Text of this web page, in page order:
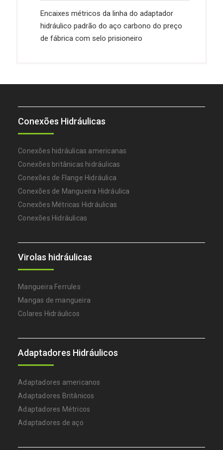
Encaixes métricos da linha do adaptador
hidráulico padrão do aço carbono do preço
de fábrica com selo prisioneiro
Conexões Hidráulicas
Conexões hidráulicas americanas
Conexões britânicas hidráulicas
Conexões de Flange Hidráulica
Conexões de Mangueira Hidráulica
Conexões Métricas Hidráulicas
Conexões Hidráulicas
Virolas hidráulicas
Mangueira Ferrules
Mangas de mangueira
Colares Hidráulicos
Adaptadores Hidráulicos
Adaptadores americanos
Adaptadores Britânicos
Adaptadores Métricos
Adaptadores de aço